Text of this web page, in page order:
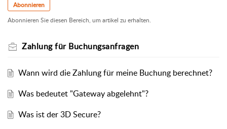
Abonnieren
Abonnieren Sie diesen Bereich, um artikel zu erhalten.
Zahlung für Buchungsanfragen
Wann wird die Zahlung für meine Buchung berechnet?
Was bedeutet "Gateway abgelehnt"?
Was ist der 3D Secure?